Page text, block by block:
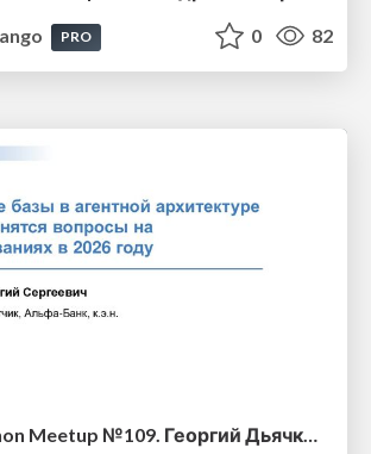
PRO 0 82
Moscow Python Meetup №109. Георгий Дьячков (Альфа банк, Главный разработчик). Векторные базы в агентной архитектуре и как изменятся вопросы на собеседованиях в 2026